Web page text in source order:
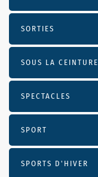
SORTIES
SOUS LA CEINTURE
SPECTACLES
SPORT
SPORTS D'HIVER